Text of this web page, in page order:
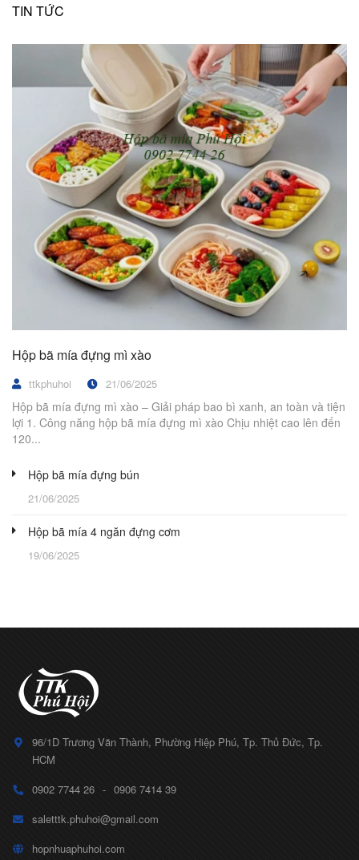
TIN TỨC
Hộp bã mía đựng mì xào
ttkphuhoi 21/06/2025
Hộp bã mía đựng mì xào – Giải pháp bao bì xanh, an toàn và tiện
lợi 1. Công năng hộp bã mía đựng mì xào Chịu nhiệt cao lên đến
120...
Hộp bã mía đựng bún
21/06/2025
Hộp bã mía 4 ngăn đựng cơm
19/06/2025
96/1D Trương Văn Thành, Phường Hiệp Phú, Tp. Thủ Đức, Tp.
HCM
0902 7744 26 - 0906 7414 39
saletttk.phuhoi@gmail.com
hopnhuaphuhoi.com